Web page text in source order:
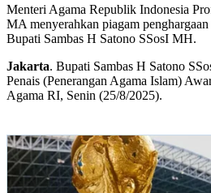
Menteri Agama Republik Indonesia
MA menyerahkan piagam
Bupati Sambas H Satono SSosI MH.
Jakarta. Bupati Sambas H Satono
Penais (Penerangan Agama Islam)
Agama RI, Senin (25/8/2025).